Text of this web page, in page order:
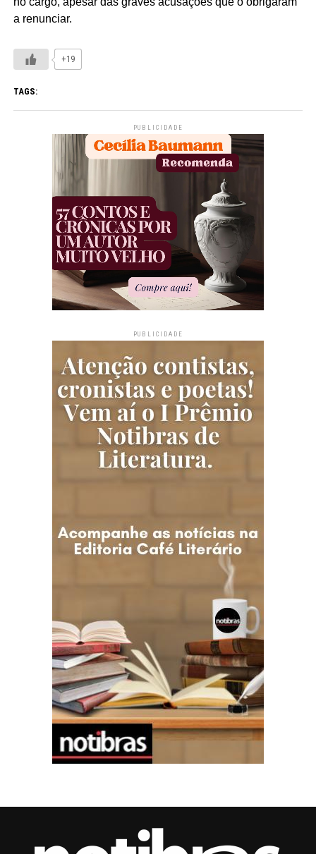
a renunciar.
+19
TAGS:
PUBLICIDADE
PUBLICIDADE